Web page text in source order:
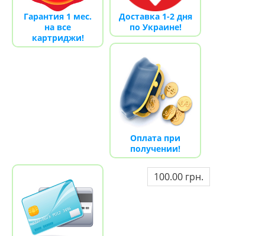
Гарантия 1 мес.
на все
картриджи!
Доставка 1-2 дня
по Украине!
Оплата при
получении!
100.00 грн.